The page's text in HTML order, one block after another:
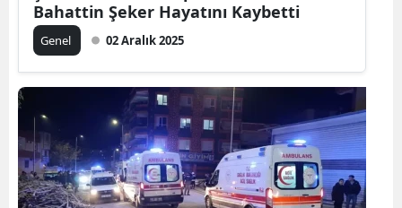
Bahattin Şeker Hayatını Kaybetti
Genel 02 Aralık 2025